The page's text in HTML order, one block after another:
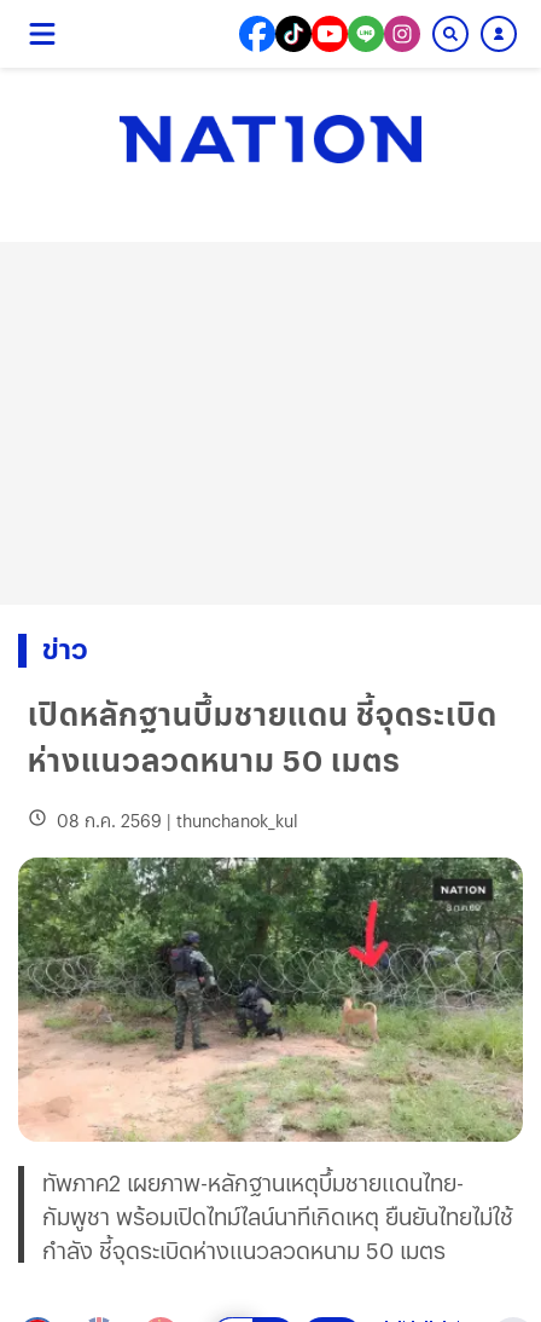
ข่าว
เปิดหลักฐานบึ้มชายแดน ชี้จุดระเบิด
ห่างแนวลวดหนาม 50 เมตร
08 ก.ค. 2569 | thunchanok_kul
ทัพภาค2 เผยภาพ-หลักฐานเหตุบึ้มชายแดนไทย-
กัมพูชา พร้อมเปิดไทม์ไลน์นาทีเกิดเหตุ ยืนยันไทยไม่ใช้
กำลัง ชี้จุดระเบิดห่างแนวลวดหนาม 50 เมตร